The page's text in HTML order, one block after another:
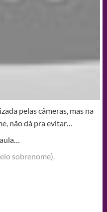
pelas câmeras, mas na
não dá pra evitar…
sobrenome).